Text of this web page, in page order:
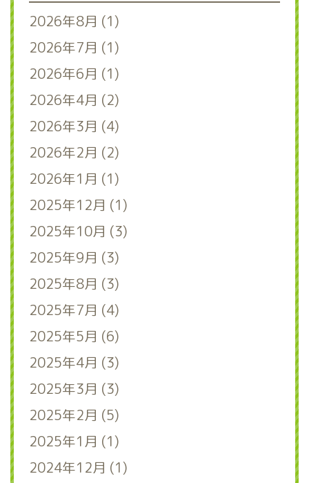
2026年8月 (1)
2026年7月 (1)
2026年6月 (1)
2026年4月 (2)
2026年3月 (4)
2026年2月 (2)
2026年1月 (1)
2025年12月 (1)
2025年10月 (3)
2025年9月 (3)
2025年8月 (3)
2025年7月 (4)
2025年5月 (6)
2025年4月 (3)
2025年3月 (3)
2025年2月 (5)
2025年1月 (1)
2024年12月 (1)